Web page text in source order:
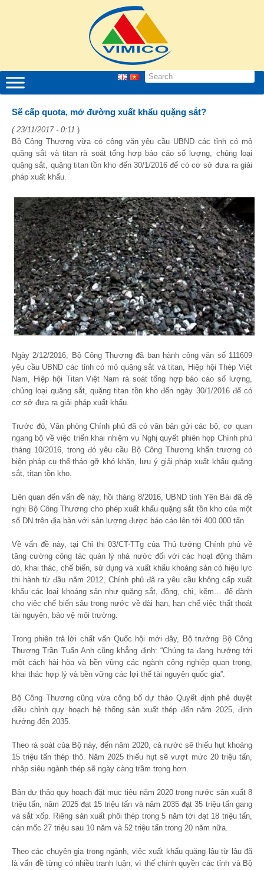
Sẽ cấp quota, mở đường xuất khẩu quặng sắt?
( 23/11/2017 - 0:11 )
Bộ Công Thương vừa có công văn yêu cầu UBND các tỉnh có mỏ
quặng sắt và titan rà soát tổng hợp báo cáo số lượng, chủng loại
quặng sắt, quặng titan tồn kho đến 30/1/2016 để có cơ sở đưa ra giải
pháp xuất khẩu.
Ngày 2/12/2016, Bộ Công Thương đã ban hành công văn số 111609
yêu cầu UBND các tỉnh có mỏ quặng sắt và titan, Hiệp hội Thép Việt
Nam, Hiệp hội Titan Việt Nam rà soát tổng hợp báo cáo số lượng,
chủng loại quặng sắt, quặng titan tồn kho đến ngày 30/1/2016 để có
cơ sở đưa ra giải pháp xuất khẩu.
Trước đó, Văn phòng Chính phủ đã có văn bản gửi các bộ, cơ quan
ngang bộ về việc triển khai nhiệm vụ Nghị quyết phiên họp Chính phủ
tháng 10/2016, trong đó yêu cầu Bộ Công Thương khẩn trương có
biện pháp cụ thể tháo gỡ khó khăn, lưu ý giải pháp xuất khẩu quặng
sắt, titan tồn kho.
Liên quan đến vấn đề này, hồi tháng 8/2016, UBND tỉnh Yên Bái đã đề
nghị Bộ Công Thương cho phép xuất khẩu quặng sắt tồn kho của một
số DN trên địa bàn với sản lượng được báo cáo lên tới 400.000 tấn.
Về vấn đề này, tại Chỉ thị 03/CT-TTg của Thủ tướng Chính phủ về
tăng cường công tác quản lý nhà nước đối với các hoạt động thăm
dò, khai thác, chế biến, sử dụng và xuất khẩu khoáng sản có hiệu lực
thi hành từ đầu năm 2012, Chính phủ đã ra yêu cầu không cấp xuất
khẩu các loại khoáng sản như quặng sắt, đồng, chì, kẽm… để dành
cho việc chế biến sâu trong nước về dài hạn, hạn chế việc thất thoát
tài nguyên, bảo vệ môi trường.
Trong phiên trả lời chất vấn Quốc hội mới đây, Bộ trưởng Bộ Công
Thương Trần Tuấn Anh cũng khẳng định: “Chúng ta đang hướng tới
một cách hài hòa và bền vững các ngành công nghiệp quan trọng,
khai thác hợp lý và bền vững các lợi thế tài nguyên quốc gia”.
Bộ Công Thương cũng vừa công bố dự thảo Quyết định phê duyệt
điều chỉnh quy hoạch hệ thống sản xuất thép đến năm 2025, định
hướng đến 2035.
Theo rà soát của Bộ này, đến năm 2020, cả nước sẽ thiếu hụt khoảng
15 triệu tấn thép thô. Năm 2025 thiếu hụt sẽ vượt mức 20 triệu tấn,
nhập siêu ngành thép sẽ ngày càng trầm trọng hơn.
Bản dự thảo quy hoạch đặt mục tiêu năm 2020 trong nước sản xuất 8
triệu tấn, năm 2025 đạt 15 triệu tấn và năm 2035 đạt 35 triệu tấn gang
và sắt xốp. Riêng sản xuất phôi thép trong 5 năm tới đạt 18 triệu tấn,
cán mốc 27 triệu sau 10 năm và 52 triệu tấn trong 20 năm nữa.
Theo các chuyên gia trong ngành, việc xuất khẩu quặng lậu từ lâu đã
là vấn đề từng có nhiều tranh luận, vì thế chính quyền các tỉnh và Bộ